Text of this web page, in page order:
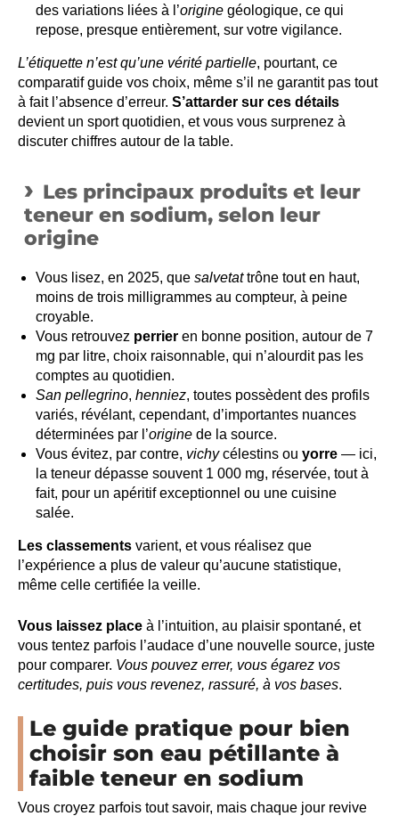
des variations liées à l’origine géologique, ce qui
repose, presque entièrement, sur votre vigilance.
L’étiquette n’est qu’une vérité partielle, pourtant, ce
comparatif guide vos choix, même s’il ne garantit pas tout
à fait l’absence d’erreur. S’attarder sur ces détails
devient un sport quotidien, et vous vous surprenez à
discuter chiffres autour de la table.
Les principaux produits et leur
teneur en sodium, selon leur
origine
Vous lisez, en 2025, que salvetattrône tout en haut,
moins de trois milligrammes au compteur, à peine
croyable.
Vous retrouvez perrier en bonne position, autour de 7
mg par litre, choix raisonnable, qui n’alourdit pas les
comptes au quotidien.
San pellegrino, henniez, toutes possèdent des profils
variés, révélant, cependant, d’importantes nuances
déterminées par l’origine de la source.
Vous évitez, par contre, vichycélestins ou yorre — ici,
la teneur dépasse souvent 1 000 mg, réservée, tout à
fait, pour un apéritif exceptionnel ou une cuisine
salée.
Les classements varient, et vous réalisez que
l’expérience a plus de valeur qu’aucune statistique,
même celle certifiée la veille.
Vous laissez place à l’intuition, au plaisir spontané, et
vous tentez parfois l’audace d’une nouvelle source, juste
pour comparer. Vous pouvez errer, vous égarez vos
certitudes, puis vous revenez, rassuré, à vos bases.
Le guide pratique pour bien
choisir son eau pétillante à
faible teneur en sodium
Vous croyez parfois tout savoir, mais chaque jour revive